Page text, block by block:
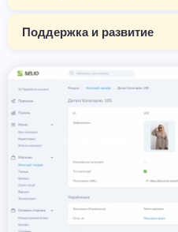
Поддержка и развитие